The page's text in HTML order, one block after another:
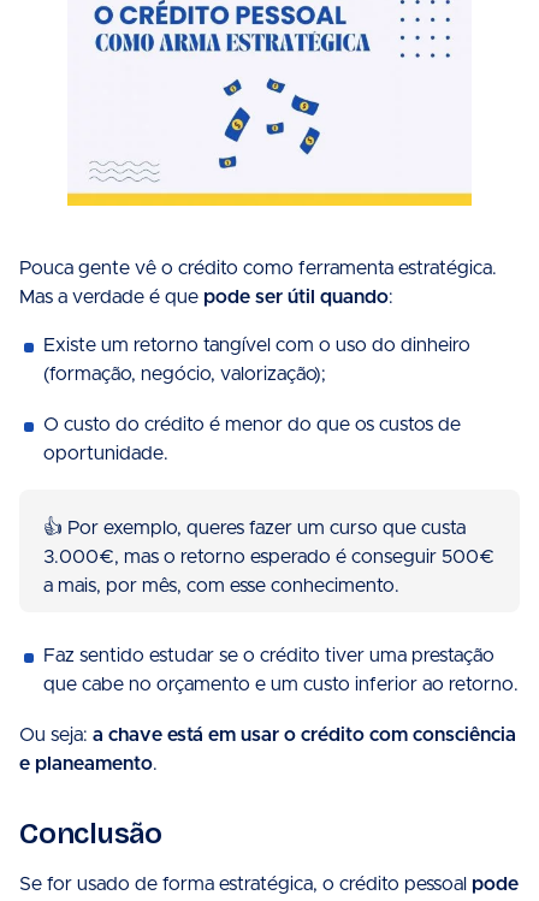
Pouca gente vê o crédito como ferramenta estratégica.
Mas a verdade é que pode ser útil quando:
Existe um retorno tangível com o uso do dinheiro
(formação, negócio, valorização);
O custo do crédito é menor do que os custos de
oportunidade.
👍 Por exemplo, queres fazer um curso que custa
3.000€, mas o retorno esperado é conseguir 500€
a mais, por mês, com esse conhecimento.
Faz sentido estudar se o crédito tiver uma prestação
que cabe no orçamento e um custo inferior ao retorno.
Ou seja: a chave está em usar o crédito com consciência
e planeamento.
Conclusão
Se for usado de forma estratégica, o crédito pessoal pode